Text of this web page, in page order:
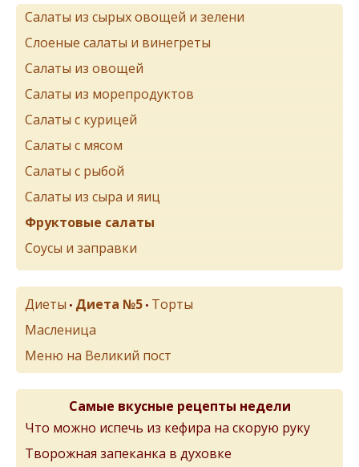
Салаты из сырых овощей и зелени
Слоеные салаты и винегреты
Салаты из овощей
Салаты из морепродуктов
Салаты с курицей
Салаты с мясом
Салаты с рыбой
Салаты из сыра и яиц
Фруктовые салаты
Соусы и заправки
Диеты • Диета №5 • Торты
Масленица
Меню на Великий пост
Самые вкусные рецепты недели
Что можно испечь из кефира на скорую руку
Творожная запеканка в духовке